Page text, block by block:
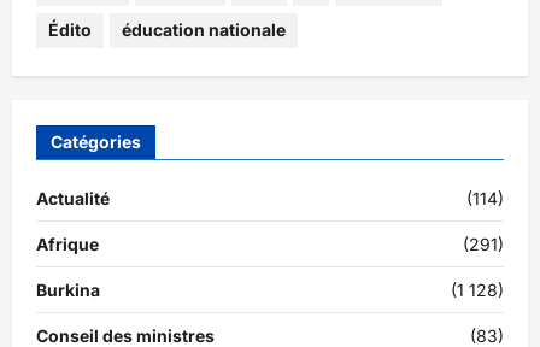
Édito éducation nationale
Catégories
Actualité (114)
Afrique (291)
Burkina (1 128)
Conseil des ministres (83)